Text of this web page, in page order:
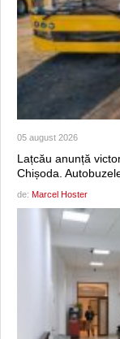
05 august 2026
Lațcău anunță
Chișoda.
de: Marcel Hoster